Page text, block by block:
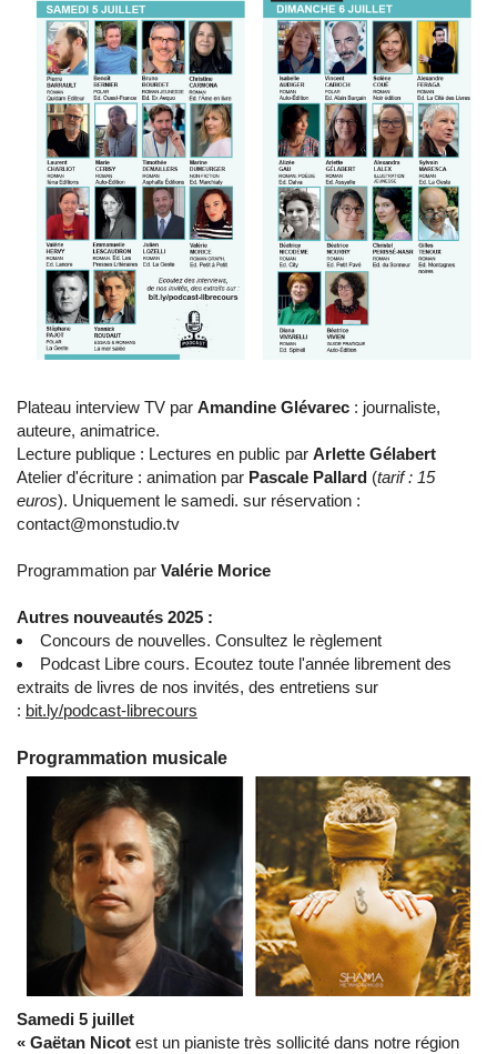
Plateau interview TV par Amandine Glévarec : journaliste,
auteure, animatrice.
Lecture publique : Lectures en public par Arlette Gélabert
Atelier d'écriture : animation par Pascale Pallard (tarif : 15
euros). Uniquement le samedi. sur réservation :
contact@monstudio.tv
Programmation par Valérie Morice
Autres nouveautés 2025 :
Concours de nouvelles. Consultez le règlement
Podcast Libre cours. Ecoutez toute l'année librement des
extraits de livres de nos invités, des entretiens sur
: bit.ly/podcast-librecours
Programmation musicale
Samedi 5 juillet
« Gaëtan Nicot est un pianiste très sollicité dans notre région